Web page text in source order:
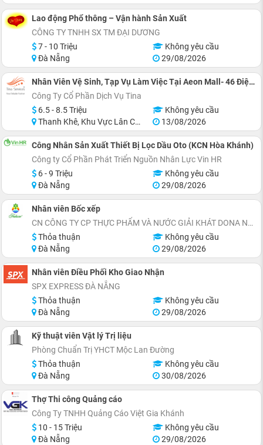
Lao động Phổ thông – Vận hành Sản Xuất
CÔNG TY TNHH SX TM ĐẠI DƯƠNG
7 - 10 Triệu
Không yêu cầu
Đà Nẵng
29/08/2026
Nhân Viên Vệ Sinh, Tạp Vụ Làm Việc Tại Aeon Mall- 46 Điện Biên Phủ, Thanh Khê
Công Ty Cổ Phần Dịch Vụ Tina
6.5 - 8.5 Triệu
Không yêu cầu
Thanh Khê, Khu Vực Lân Cận Đà Nẵng
13/08/2026
Công Nhân Sản Xuất Thiết Bị Lọc Dầu Oto (KCN Hòa Khánh)
Công ty Cổ Phần Phát Triển Nguồn Nhân Lực Vin HR
6 - 9 Triệu
Không yêu cầu
Đà Nẵng
29/08/2026
Nhân viên Bốc xếp
CN CÔNG TY CP THỰC PHẨM VÀ NƯỚC GIẢI KHÁT DONA NEWTOWER
Thỏa thuận
Không yêu cầu
Đà Nẵng
29/08/2026
Nhân viên Điều Phối Kho Giao Nhận
SPX EXPRESS ĐÀ NẴNG
Thỏa thuận
Không yêu cầu
Đà Nẵng
29/08/2026
Kỹ thuật viên Vật lý Trị liệu
Phòng Chuẩn Trị YHCT Mộc Lan Đường
Thỏa thuận
Không yêu cầu
Đà Nẵng
30/08/2026
Thợ Thi công Quảng cáo
Công Ty TNHH Quảng Cáo Việt Gia Khánh
10 - 15 Triệu
Không yêu cầu
Đà Nẵng
29/08/2026